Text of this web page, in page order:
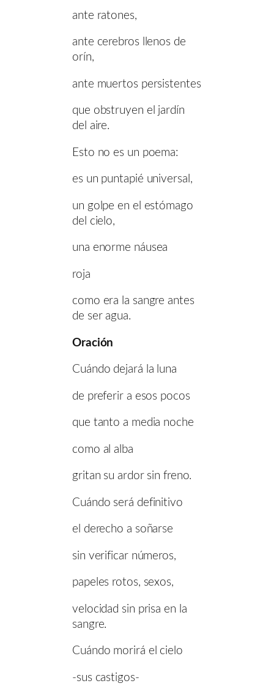
ante ratones,
ante cerebros llenos de
orín,
ante muertos persistentes
que obstruyen el jardín
del aire.
Esto no es un poema:
es un puntapié universal,
un golpe en el estómago
del cielo,
una enorme náusea
roja
como era la sangre antes
de ser agua.
Oración
Cuándo dejará la luna
de preferir a esos pocos
que tanto a media noche
como al alba
gritan su ardor sin freno.
Cuándo será definitivo
el derecho a soñarse
sin verificar números,
papeles rotos, sexos,
velocidad sin prisa en la
sangre.
Cuándo morirá el cielo
-sus castigos-